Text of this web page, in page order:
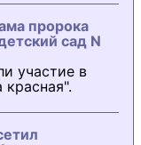
пророка
сад N
участие в
красная".